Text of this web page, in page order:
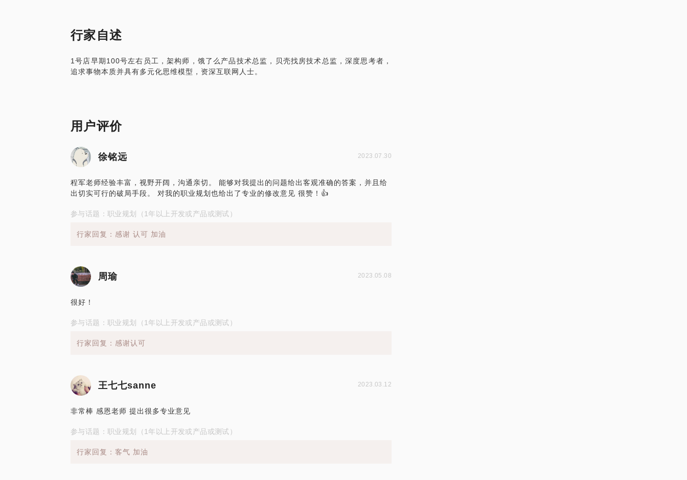
• 如何在简历中完整呈现工作经历和成果？
• 如何在简历中体现个人价值和优势？
• 聊聊HR或用人部门如何筛选简历。
简历看得多了便会发现一些共性的问题，如：信息表达模糊、个人优势没有突出、成果
帮你分析简历问题，为你找到答案。
行家自述
1号店早期100号左右员工，架构师，饿了么产品技术总监，贝壳找房技术总监，深度思考者，
追求事物本质并具有多元化思维模型，资深互联网人士。
用户评价
徐铭远 2023.07.30
程军老师经验丰富，视野开阔，沟通亲切。 能够对我提出的问题给出客观准确的答案，并且给
出切实可行的破局手段。 对我的职业规划也给出了专业的修改意见 很赞！👍
参与话题：职业规划（1年以上开发或产品或测试）
行家回复：感谢 认可 加油
周瑜 2023.05.08
很好！
参与话题：职业规划（1年以上开发或产品或测试）
行家回复：感谢认可
王七七sanne 2023.03.12
非常棒 感恩老师 提出很多专业意见
参与话题：职业规划（1年以上开发或产品或测试）
行家回复：客气 加油